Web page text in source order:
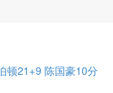
顿21+9 陈国豪10分